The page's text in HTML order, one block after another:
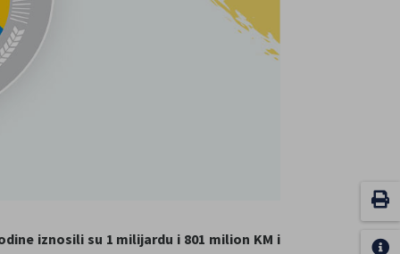
iznosili su 1 milijardu i 801 milion KM i